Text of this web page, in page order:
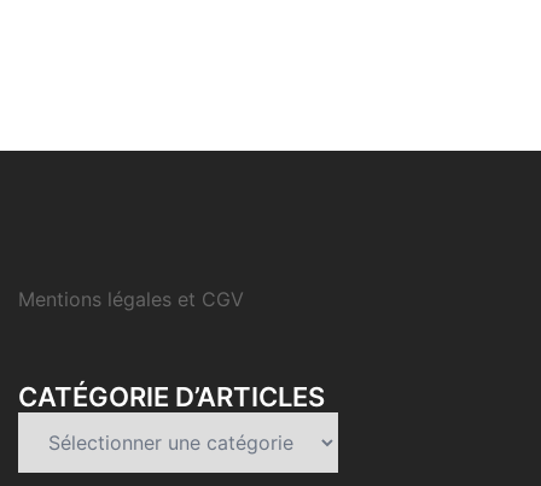
Mentions légales et CGV
CATÉGORIE D’ARTICLES
d’articles